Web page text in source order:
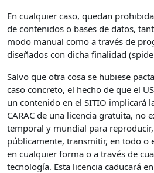
En cualquier caso, quedan
de contenidos o bases de datos,
modo manual como a través de
diseñados con dicha finalidad
Salvo que otra cosa se hubiese
caso concreto, el hecho de que el
un contenido en el SITIO implicará
CARAC de una licencia gratuita, no
temporal y mundial para
públicamente, transmitir, en todo o
en cualquier forma o a través de
tecnología. Esta licencia caducará